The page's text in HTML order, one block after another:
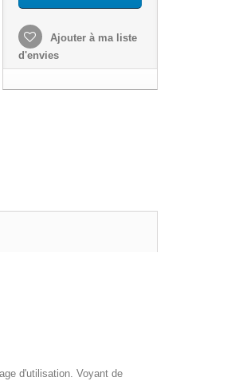
Ajouter à ma liste
d'envies
d'utilisation. Voyant de